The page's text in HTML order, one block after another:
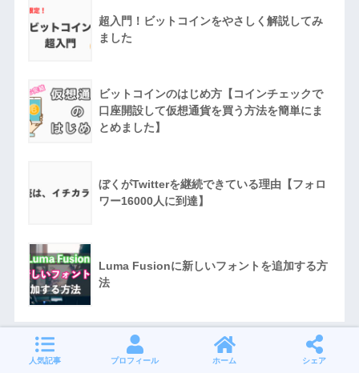
超入門！ビットコインをやさしく解説してみ
ました
ビットコインのはじめ方【コインチェックで
口座開設して仮想通貨を買う方法を簡単にま
とめました】
ぼくがTwitterを継続できている理由【フォロ
ワー16000人に到達】
Luma Fusionに新しいフォントを追加する方
法
人気記事 プロフィール ホーム シェア